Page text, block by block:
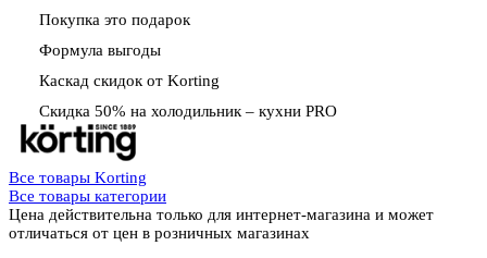
Покупка это подарок
Формула выгоды
Каскад скидок от Korting
Скидка 50% на холодильник – кухни PRO
Все товары Korting
Все товары категории
Цена действительна только для интернет-магазина и может
отличаться от цен в розничных магазинах